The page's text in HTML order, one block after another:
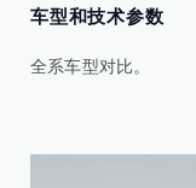
车型和技术参数
全系车型对比。